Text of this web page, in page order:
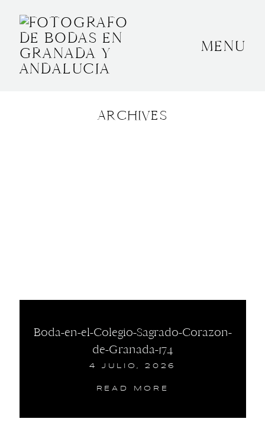
MENU
ARCHIVES
Boda-en-el-Colegio-Sagrado-Corazon-
de-Granada-174
4 JULIO, 2026
READ MORE
BODAS